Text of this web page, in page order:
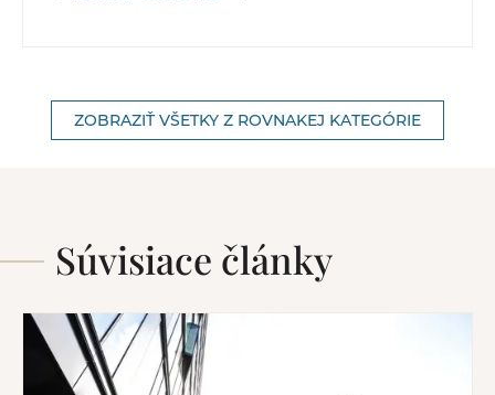
ZOBRAZIŤ VŠETKY Z ROVNAKEJ KATEGÓRIE
Súvisiace články